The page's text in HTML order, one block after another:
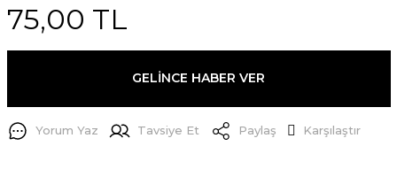
75,00 TL
GELİNCE HABER VER
Yorum Yaz Tavsiye Et Paylaş Karşılaştır